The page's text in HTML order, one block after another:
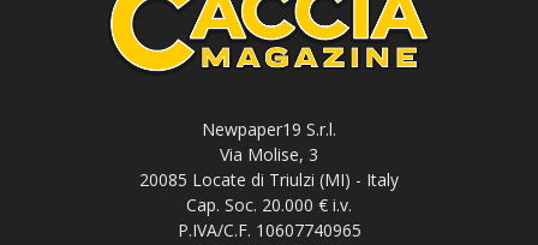
Newpaper19 S.r.l.
Via Molise, 3
20085 Locate di Triulzi (MI) - Italy
Cap. Soc. 20.000 € i.v.
P.IVA/C.F. 10607740965